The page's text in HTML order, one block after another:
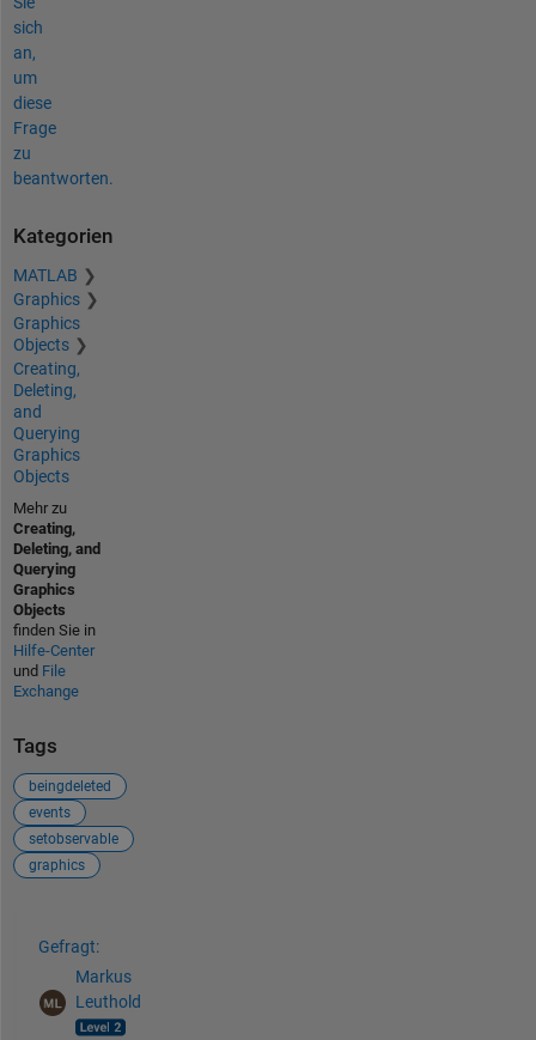
sich
an,
um
diese
Frage
zu
beantworten.
Kategorien
MATLAB
Graphics
Graphics
Objects
Creating,
Deleting,
and
Querying
Graphics
Objects
Mehr zu
Creating,
Deleting, and
Querying
Graphics
Objects
finden Sie in
Hilfe-Center
und File
Exchange
Tags
beingdeleted
events
setobservable
graphics
Gefragt:
Markus
Leuthold